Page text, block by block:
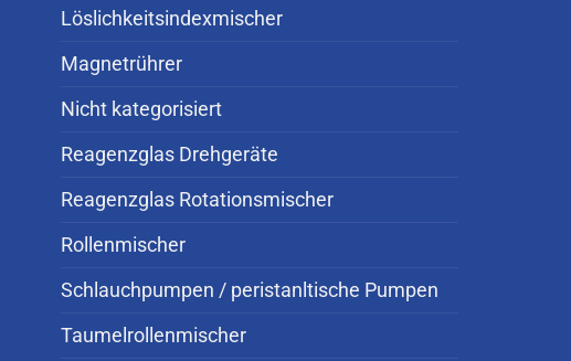
Löslichkeitsindexmischer
Magnetrührer
Nicht kategorisiert
Reagenzglas Drehgeräte
Reagenzglas Rotationsmischer
Rollenmischer
Schlauchpumpen / peristanltische Pumpen
Taumelrollenmischer